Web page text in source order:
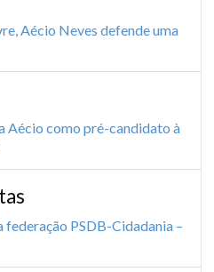
Aécio Neves defende uma
Aécio como pré-candidato à
federação PSDB-Cidadania –